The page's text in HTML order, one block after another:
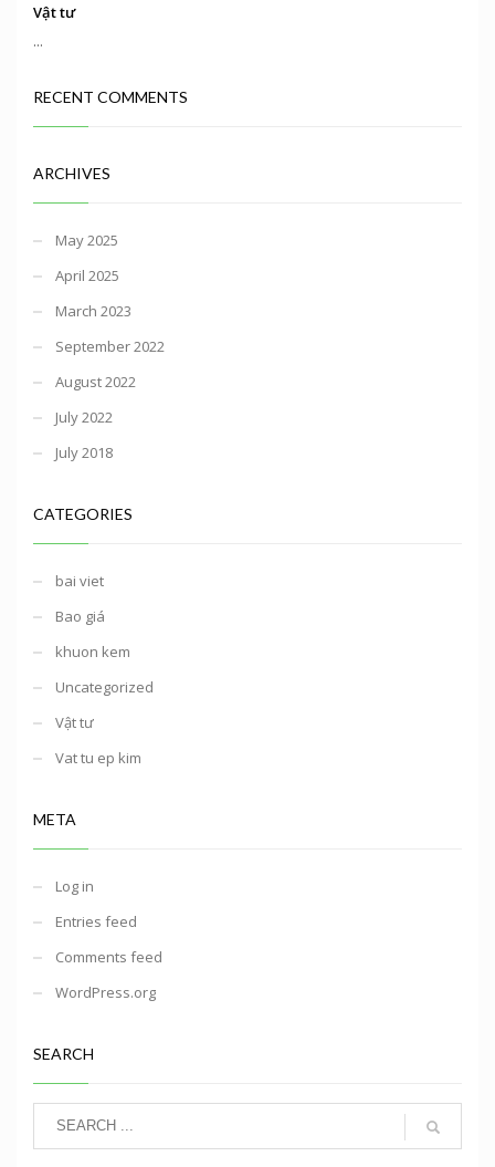
Vật tư
...
RECENT COMMENTS
ARCHIVES
May 2025
April 2025
March 2023
September 2022
August 2022
July 2022
July 2018
CATEGORIES
bai viet
Bao giá
khuon kem
Uncategorized
Vật tư
Vat tu ep kim
META
Log in
Entries feed
Comments feed
WordPress.org
SEARCH